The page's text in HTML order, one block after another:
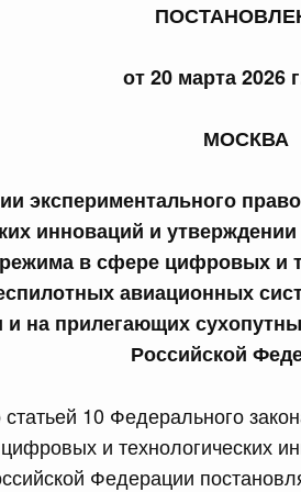
от 20 марта 2026
МОСКВА
экспериментального
инноваций и
в сфере цифровых и
авиационных
и на прилегающих
Российской
статьей 10 Федерального
и технологических
Федерации
Федерации от 24.07.2026
процентной ставки размещения
Российской Федерации по
июля, четверг
Федерации от 23.07.2026
изменений в Соглашение о
(изделий медицинского назначения и
союза от 23 декабря 2014 года